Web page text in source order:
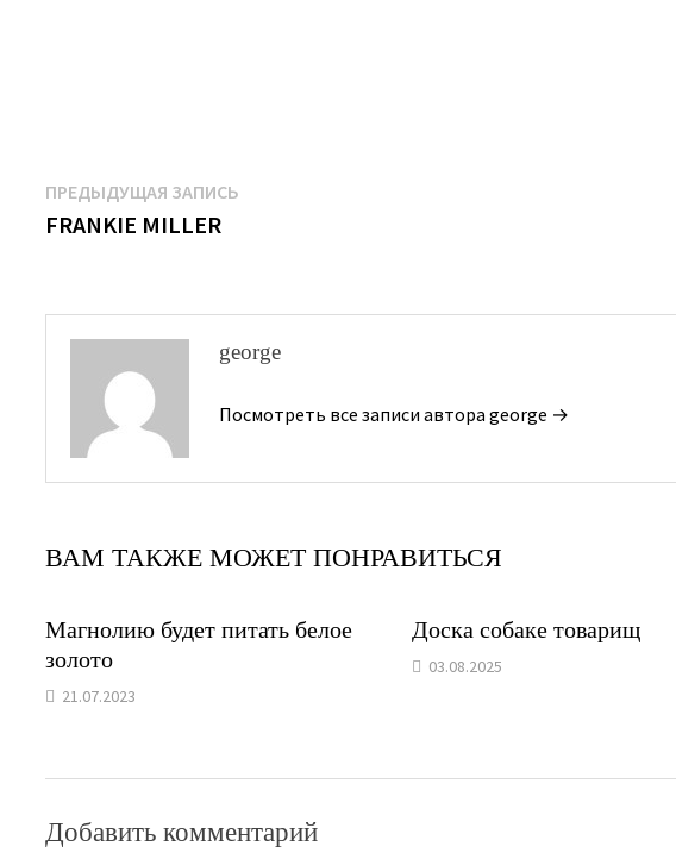
Навигация
по
ПРЕДЫДУЩАЯ ЗАПИСЬ
FRANKIE MILLER
george
Посмотреть все записи автора george →
ВАМ ТАКЖЕ МОЖЕТ ПОНРАВИТЬСЯ
Магнолию будет питать белое
золото
21.07.2023
Доска собаке товарищ
03.08.2025
Добавить комментарий